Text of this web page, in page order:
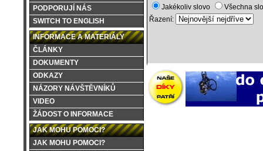
PODPORUJÍ NÁS
SWITCH TO ENGLISH
INFORMACE A MATERIÁLY
ČLÁNKY
DOKUMENTY
ODKAZY
NÁZORY NÁVŠTĚVNÍKŮ
VIDEO
ŽÁDOST O INFORMACE
JAK MOHU POMOCI?
JAK MOHU POMOCI?
Jakékoliv slovo
Všechna
Řazení: